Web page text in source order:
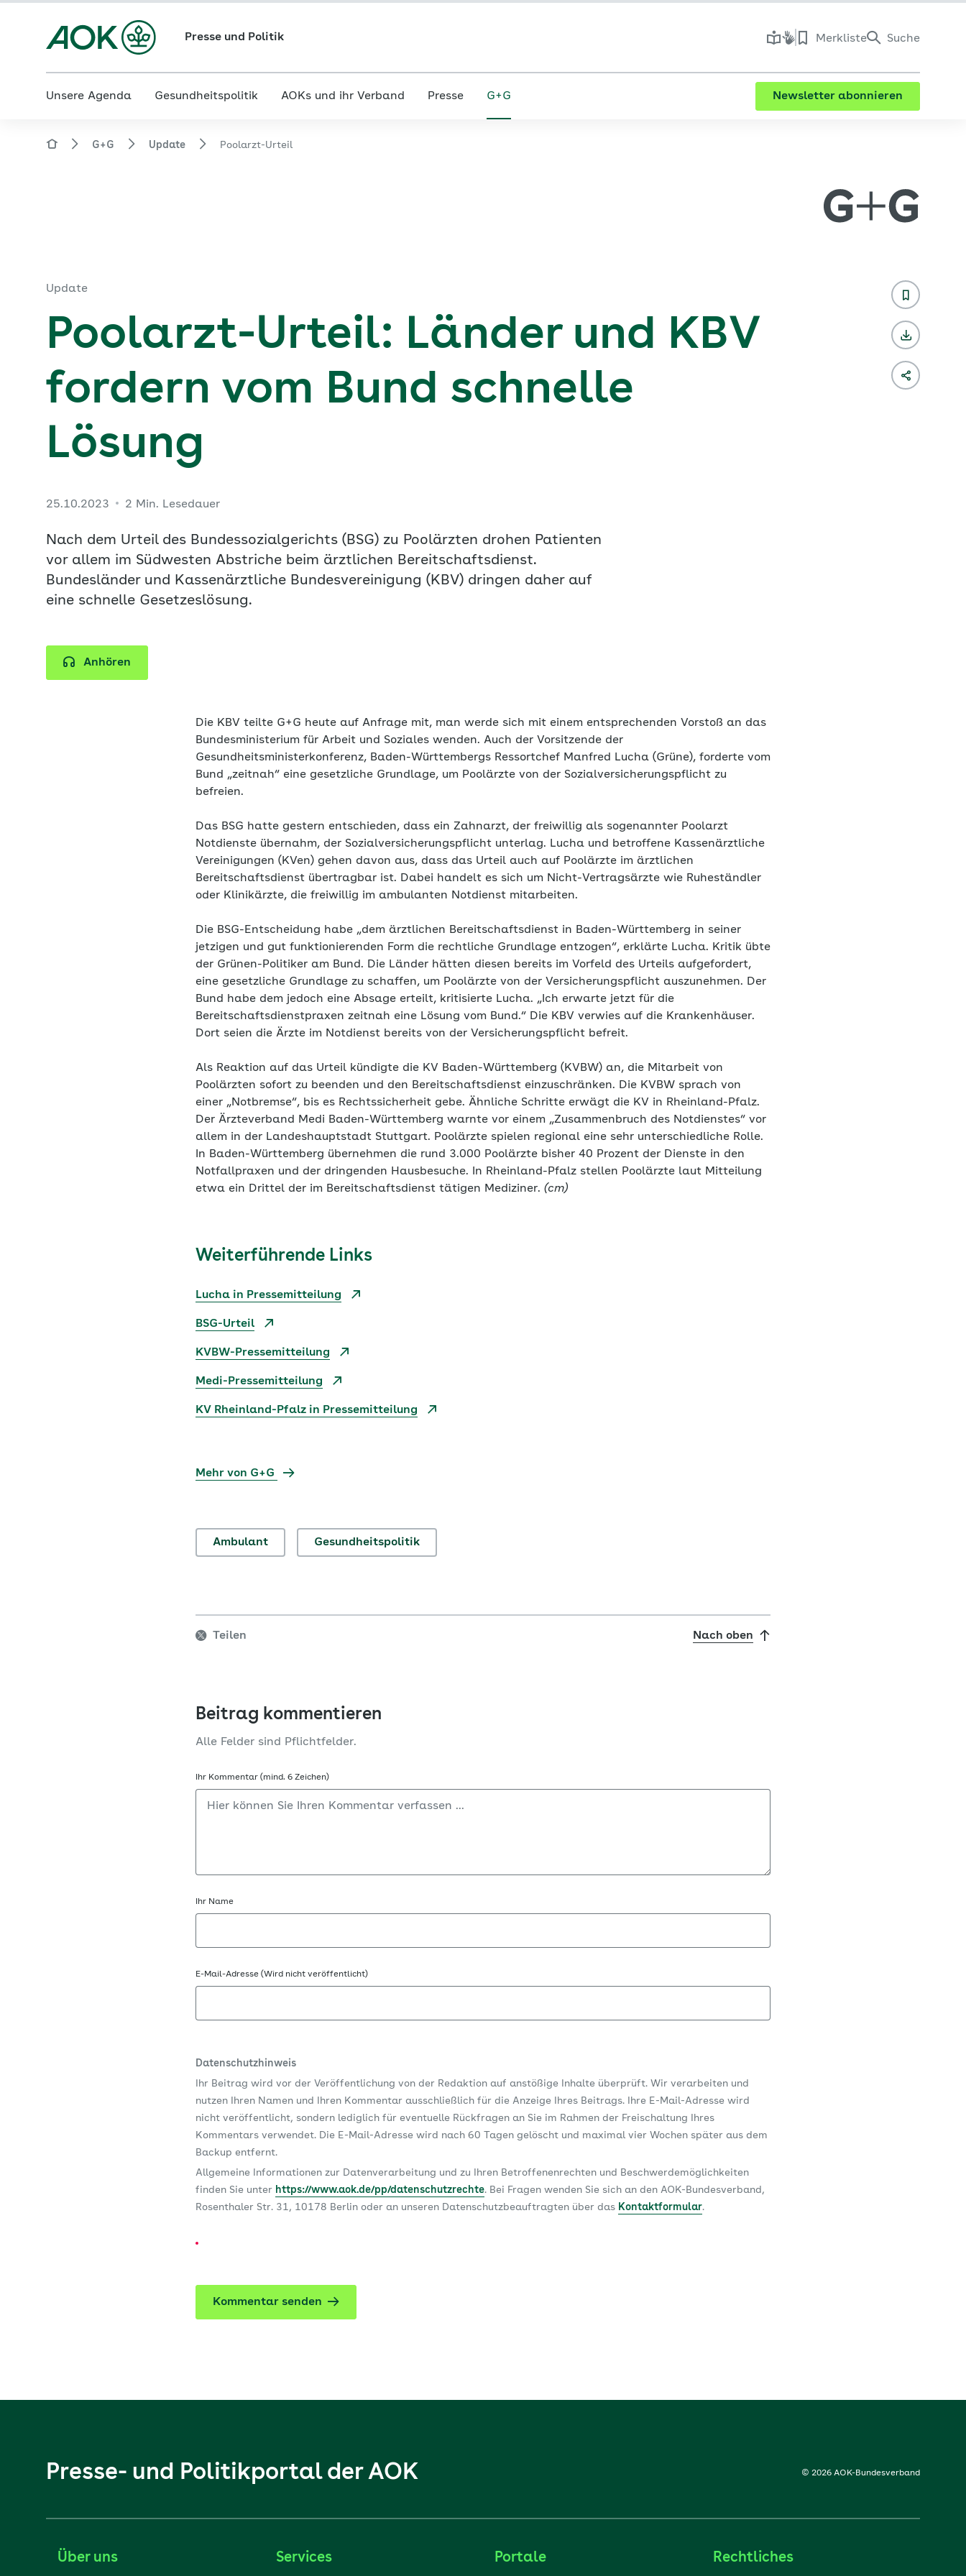
Presse und Politik Merkliste Suche
Unsere Agenda Gesundheitspolitik AOKs und ihr Verband Presse G+G Newsletter abonnieren
G+G Update Poolarzt-Urteil
Update
Poolarzt-Urteil: Länder und KBV
fordern vom Bund schnelle
Lösung
25.10.2023 2 Min. Lesedauer
Nach dem Urteil des Bundessozialgerichts (BSG) zu Poolärzten drohen Patienten
vor allem im Südwesten Abstriche beim ärztlichen Bereitschaftsdienst.
Bundesländer und Kassenärztliche Bundesvereinigung (KBV) dringen daher auf
eine schnelle Gesetzeslösung.
Anhören
Die KBV teilte G+G heute auf Anfrage mit, man werde sich mit einem entsprechenden Vorstoß an das
Bundesministerium für Arbeit und Soziales wenden. Auch der Vorsitzende der
Gesundheitsministerkonferenz, Baden-Württembergs Ressortchef Manfred Lucha (Grüne), forderte vom
Bund „zeitnah“ eine gesetzliche Grundlage, um Poolärzte von der Sozialversicherungspflicht zu
befreien.
Das BSG hatte gestern entschieden, dass ein Zahnarzt, der freiwillig als sogenannter Poolarzt
Notdienste übernahm, der Sozialversicherungspflicht unterlag. Lucha und betroffene Kassenärztliche
Vereinigungen (KVen) gehen davon aus, dass das Urteil auch auf Poolärzte im ärztlichen
Bereitschaftsdienst übertragbar ist. Dabei handelt es sich um Nicht-Vertragsärzte wie Ruheständler
oder Klinikärzte, die freiwillig im ambulanten Notdienst mitarbeiten.
Die BSG-Entscheidung habe „dem ärztlichen Bereitschaftsdienst in Baden-Württemberg in seiner
jetzigen und gut funktionierenden Form die rechtliche Grundlage entzogen“, erklärte Lucha. Kritik übte
der Grünen-Politiker am Bund. Die Länder hätten diesen bereits im Vorfeld des Urteils aufgefordert,
eine gesetzliche Grundlage zu schaffen, um Poolärzte von der Versicherungspflicht auszunehmen. Der
Bund habe dem jedoch eine Absage erteilt, kritisierte Lucha. „Ich erwarte jetzt für die
Bereitschaftsdienstpraxen zeitnah eine Lösung vom Bund.“ Die KBV verwies auf die Krankenhäuser.
Dort seien die Ärzte im Notdienst bereits von der Versicherungspflicht befreit.
Als Reaktion auf das Urteil kündigte die KV Baden-Württemberg (KVBW) an, die Mitarbeit von
Poolärzten sofort zu beenden und den Bereitschaftsdienst einzuschränken. Die KVBW sprach von
einer „Notbremse“, bis es Rechtssicherheit gebe. Ähnliche Schritte erwägt die KV in Rheinland-Pfalz.
Der Ärzteverband Medi Baden-Württemberg warnte vor einem „Zusammenbruch des Notdienstes“ vor
allem in der Landeshauptstadt Stuttgart. Poolärzte spielen regional eine sehr unterschiedliche Rolle.
In Baden-Württemberg übernehmen die rund 3.000 Poolärzte bisher 40 Prozent der Dienste in den
Notfallpraxen und der dringenden Hausbesuche. In Rheinland-Pfalz stellen Poolärzte laut Mitteilung
etwa ein Drittel der im Bereitschaftsdienst tätigen Mediziner. (cm)
Weiterführende Links
Lucha in Pressemitteilung
BSG-Urteil
KVBW-Pressemitteilung
Medi-Pressemitteilung
KV Rheinland-Pfalz in Pressemitteilung
Mehr von G+G
Ambulant Gesundheitspolitik
Teilen Nach oben
Beitrag kommentieren
Alle Felder sind Pflichtfelder.
Ihr Kommentar (mind. 6 Zeichen)
Ihr Name
E-Mail-Adresse (Wird nicht veröffentlicht)
Datenschutzhinweis
Ihr Beitrag wird vor der Veröffentlichung von der Redaktion auf anstößige Inhalte überprüft. Wir verarbeiten und
nutzen Ihren Namen und Ihren Kommentar ausschließlich für die Anzeige Ihres Beitrags. Ihre E-Mail-Adresse wird
nicht veröffentlicht, sondern lediglich für eventuelle Rückfragen an Sie im Rahmen der Freischaltung Ihres
Kommentars verwendet. Die E-Mail-Adresse wird nach 60 Tagen gelöscht und maximal vier Wochen später aus dem
Backup entfernt.
Allgemeine Informationen zur Datenverarbeitung und zu Ihren Betroffenenrechten und Beschwerdemöglichkeiten
finden Sie unter https://www.aok.de/pp/datenschutzrechte. Bei Fragen wenden Sie sich an den AOK-Bundesverband,
Rosenthaler Str. 31, 10178 Berlin oder an unseren Datenschutzbeauftragten über das Kontaktformular.
Kommentar senden
Presse- und Politikportal der AOK © 2026 AOK-Bundesverband
Über uns Services Portale Rechtliches